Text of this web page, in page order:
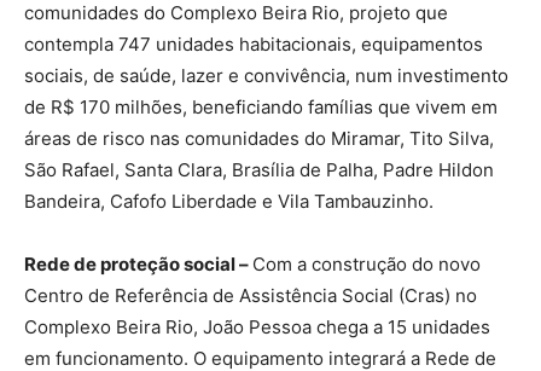
comunidades do Complexo Beira Rio, projeto que
contempla 747 unidades habitacionais, equipamentos
sociais, de saúde, lazer e convivência, num investimento
de R$ 170 milhões, beneficiando famílias que vivem em
áreas de risco nas comunidades do Miramar, Tito Silva,
São Rafael, Santa Clara, Brasília de Palha, Padre Hildon
Bandeira, Cafofo Liberdade e Vila Tambauzinho.
Rede de proteção social – Com a construção do novo
Centro de Referência de Assistência Social (Cras) no
Complexo Beira Rio, João Pessoa chega a 15 unidades
em funcionamento. O equipamento integrará a Rede de